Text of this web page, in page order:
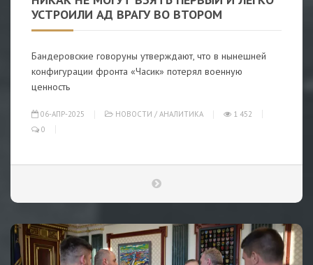
УСТРОИЛИ АД ВРАГУ ВО ВТОРОМ
Бандеровские говоруны утверждают, что в нынешней
конфигурации фронта «Часик» потерял военную
ценность
06-АПР-2025 НОВОСТИ / АНАЛИТИКА
1 452
0